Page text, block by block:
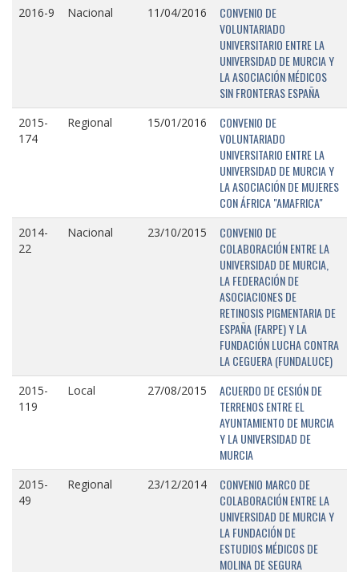
2016-9 Nacional 11/04/2016
CONVENIO DE
VOLUNTARIADO
UNIVERSITARIO ENTRE LA
UNIVERSIDAD DE MURCIA Y
LA ASOCIACIÓN MÉDICOS
SIN FRONTERAS ESPAÑA
2015-
174
Regional 15/01/2016
CONVENIO DE
VOLUNTARIADO
UNIVERSITARIO ENTRE LA
UNIVERSIDAD DE MURCIA Y
LA ASOCIACIÓN DE MUJERES
CON ÁFRICA "AMAFRICA"
2014-
22
Nacional 23/10/2015
CONVENIO DE
COLABORACIÓN ENTRE LA
UNIVERSIDAD DE MURCIA,
LA FEDERACIÓN DE
ASOCIACIONES DE
RETINOSIS PIGMENTARIA DE
ESPAÑA (FARPE) Y LA
FUNDACIÓN LUCHA CONTRA
LA CEGUERA (FUNDALUCE)
2015-
119
Local 27/08/2015
ACUERDO DE CESIÓN DE
TERRENOS ENTRE EL
AYUNTAMIENTO DE MURCIA
Y LA UNIVERSIDAD DE
MURCIA
2015-
49
Regional 23/12/2014
CONVENIO MARCO DE
COLABORACIÓN ENTRE LA
UNIVERSIDAD DE MURCIA Y
LA FUNDACIÓN DE
ESTUDIOS MÉDICOS DE
MOLINA DE SEGURA